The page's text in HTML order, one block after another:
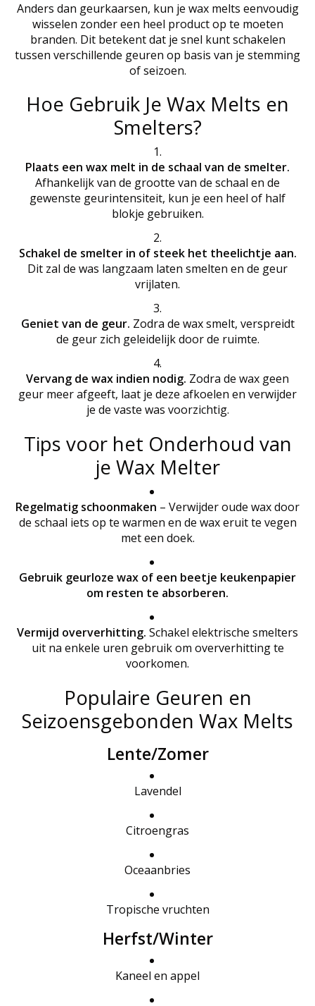
Anders dan geurkaarsen, kun je wax melts eenvoudig
wisselen zonder een heel product op te moeten
branden. Dit betekent dat je snel kunt schakelen
tussen verschillende geuren op basis van je stemming
of seizoen.
Hoe Gebruik Je Wax Melts en
Smelters?
Plaats een wax melt in de schaal van de smelter.
Afhankelijk van de grootte van de schaal en de
gewenste geurintensiteit, kun je een heel of half
blokje gebruiken.
Schakel de smelter in of steek het theelichtje aan.
Dit zal de was langzaam laten smelten en de geur
vrijlaten.
Geniet van de geur. Zodra de wax smelt, verspreidt
de geur zich geleidelijk door de ruimte.
Vervang de wax indien nodig. Zodra de wax geen
geur meer afgeeft, laat je deze afkoelen en verwijder
je de vaste was voorzichtig.
Tips voor het Onderhoud van
je Wax Melter
Regelmatig schoonmaken – Verwijder oude wax door
de schaal iets op te warmen en de wax eruit te vegen
met een doek.
Gebruik geurloze wax of een beetje keukenpapier
om resten te absorberen.
Vermijd oververhitting. Schakel elektrische smelters
uit na enkele uren gebruik om oververhitting te
voorkomen.
Populaire Geuren en
Seizoensgebonden Wax Melts
Lente/Zomer
Lavendel
Citroengras
Oceaanbries
Tropische vruchten
Herfst/Winter
Kaneel en appel